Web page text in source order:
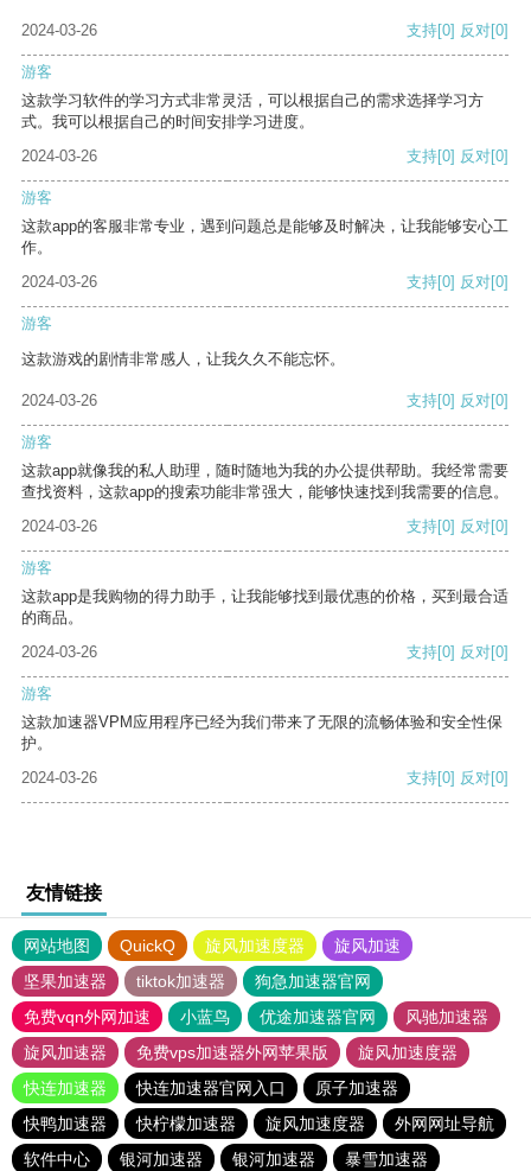
2024-03-26 支持[0] 反对[0]
游客
这款学习软件的学习方式非常灵活，可以根据自己的需求选择学习方
式。我可以根据自己的时间安排学习进度。
2024-03-26
支持[0] 反对[0]
游客
这款app的客服非常专业，遇到问题总是能够及时解决，让我能够安心工
作。
2024-03-26
支持[0] 反对[0]
游客
这款游戏的剧情非常感人，让我久久不能忘怀。
2024-03-26 支持[0] 反对[0]
游客
这款app就像我的私人助理，随时随地为我的办公提供帮助。我经常需要
查找资料，这款app的搜索功能非常强大，能够快速找到我需要的信息。
2024-03-26
支持[0] 反对[0]
游客
这款app是我购物的得力助手，让我能够找到最优惠的价格，买到最合适
的商品。
2024-03-26
支持[0] 反对[0]
游客
这款加速器VPM应用程序已经为我们带来了无限的流畅体验和安全性保
护。
2024-03-26
支持[0] 反对[0]
友情链接
网站地图 QuickQ 旋风加速度器
旋风加速
坚果加速器
tiktok加速器
狗急加速器官网
免费vqn外网加速
小蓝鸟 优途加速器官网
风驰加速器
旋风加速器
免费vps加速器外网苹果版
旋风加速度器
快连加速器
快连加速器官网入口
原子加速器
快鸭加速器
快柠檬加速器 旋风加速度器
外网网址导航
软件中心
银河加速器 银河加速器 暴雪加速器